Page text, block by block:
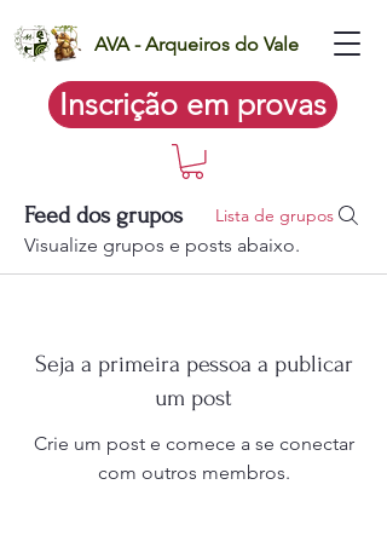
AVA - Arqueiros do Vale
Inscrição em provas
Feed dos grupos Lista de grupos
Visualize grupos e posts abaixo.
Seja a primeira pessoa a publicar
um post
Crie um post e comece a se conectar
com outros membros.